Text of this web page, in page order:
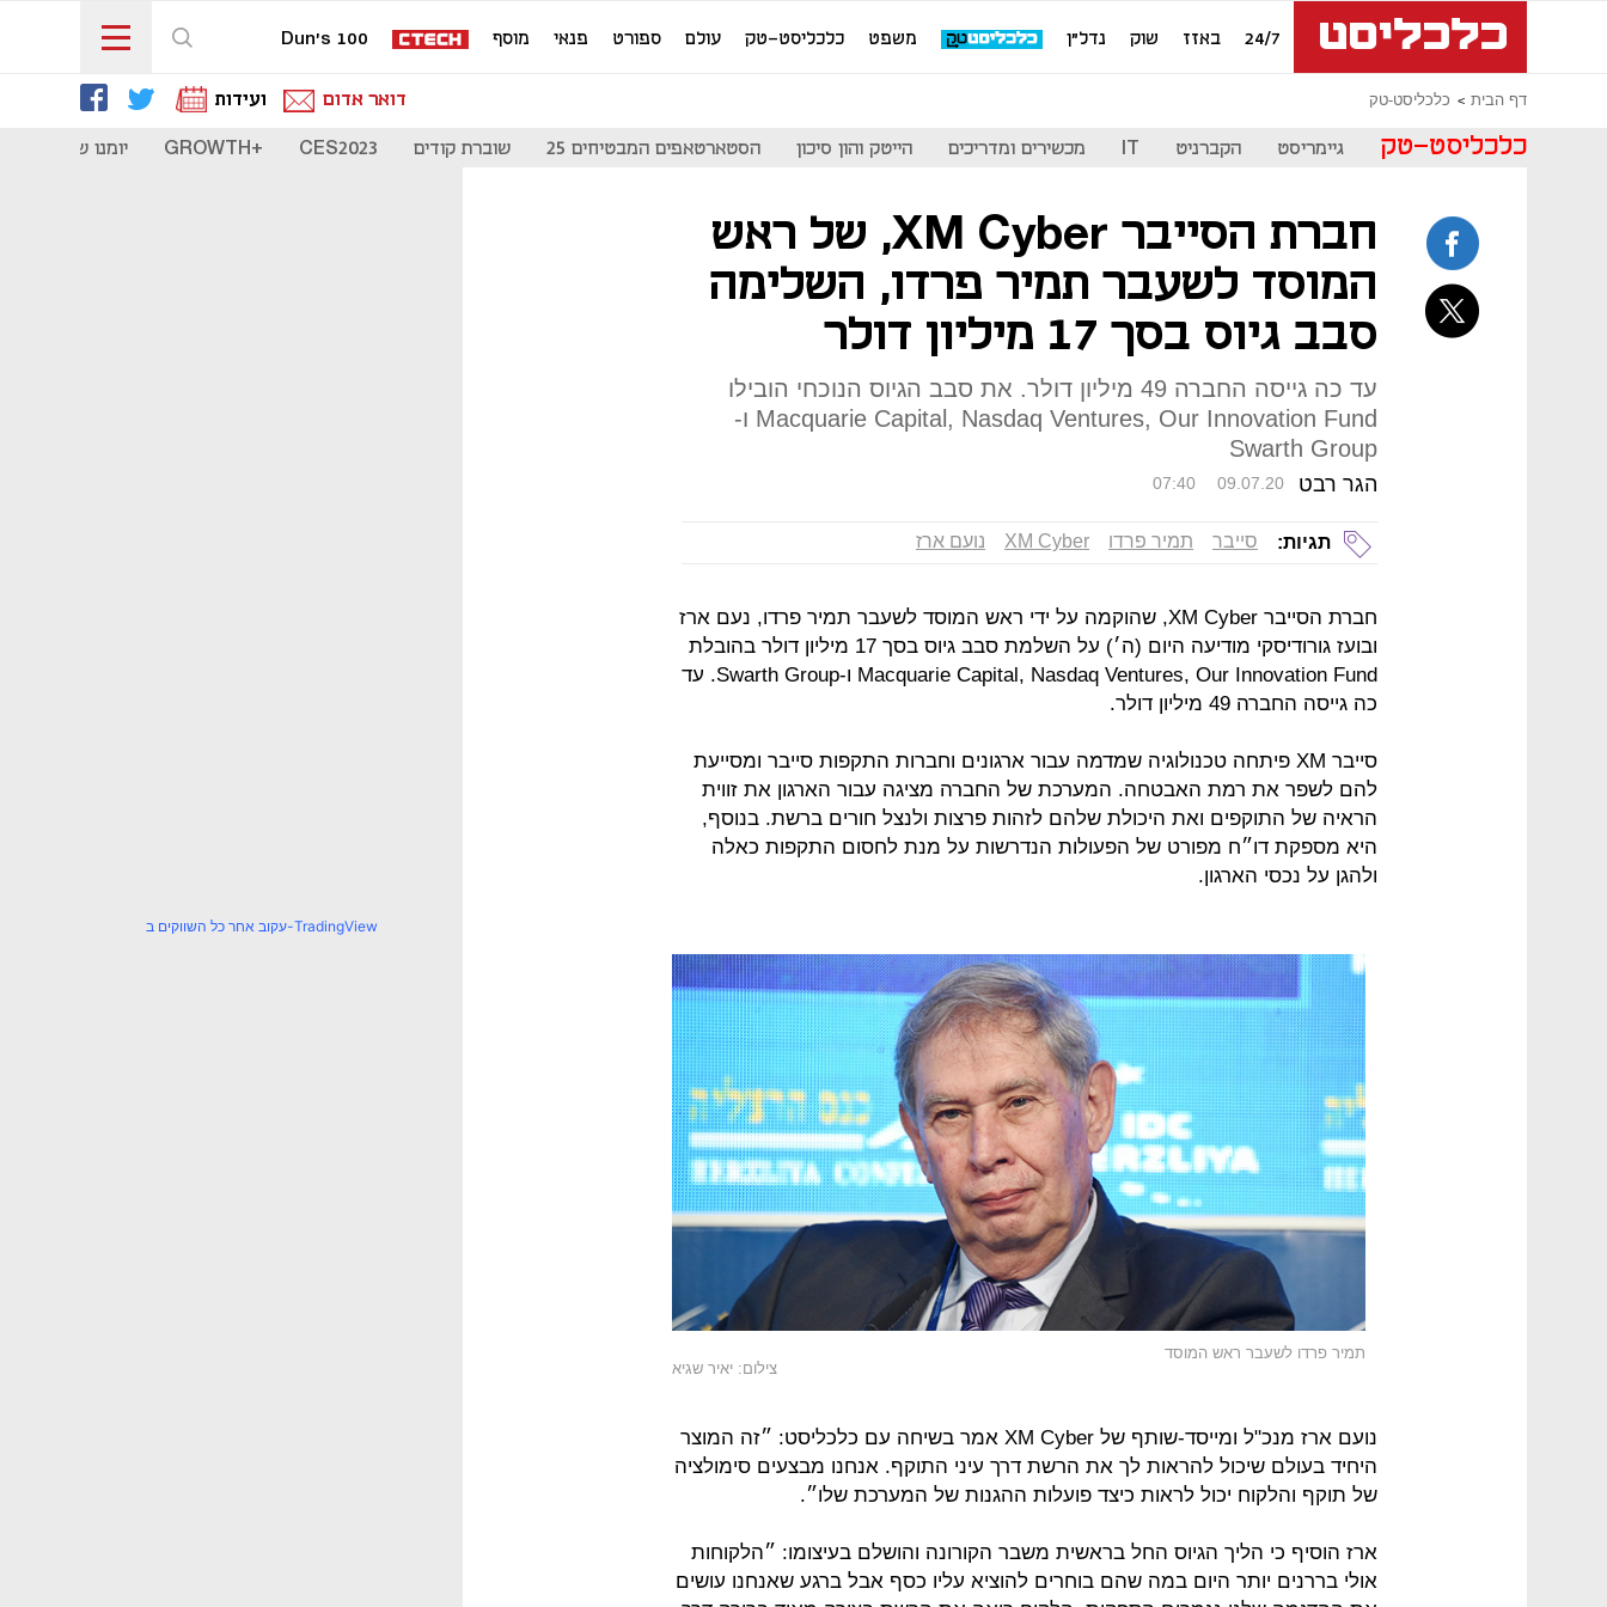
24/7 באזז שוק נדל"ן משפט כלכליסט-טק עולם ספורט פנאי מוסף Dun's 100
דף הבית כלכליסט-טק דואר אדום ועידות
כלכליסט-טק גיימריסט הקברניט IT מכשירים ומדריכים הייטק והון סיכון הסטארטאפים המבטיחים 25 שוברת קודים CES2023
+GROWTH יומנו של
חברת הסייבר XM Cyber, של ראש
המוסד לשעבר תמיר פרדו, השלימה
סבב גיוס בסך 17 מיליון דולר
עד כה גייסה החברה 49 מיליון דולר. את סבב הגיוס הנוכחי הובילו
Macquarie Capital, Nasdaq Ventures, Our Innovation Fund ו-
Swarth Group
הגר רבט 07:40 09.07.20
תגיות: סייבר תמיר פרדו XM Cyber נועם ארז
חברת הסייבר XM Cyber, שהוקמה על ידי ראש המוסד לשעבר תמיר פרדו, נעם ארז
ובועז גורודיסקי מודיעה היום (ה׳) על השלמת סבב גיוס בסך 17 מיליון דולר בהובלת
Macquarie Capital, Nasdaq Ventures, Our Innovation Fund ו-Swarth Group. עד
כה גייסה החברה 49 מיליון דולר.
סייבר XM פיתחה טכנולוגיה שמדמה עבור ארגונים וחברות התקפות סייבר ומסייעת
להם לשפר את רמת האבטחה. המערכת של החברה מציגה עבור הארגון את זווית
הראיה של התוקפים ואת היכולת שלהם לזהות פרצות ולנצל חורים ברשת. בנוסף,
היא מספקת דו״ח מפורט של הפעולות הנדרשות על מנת לחסום התקפות כאלה
ולהגן על נכסי הארגון.
תמיר פרדו לשעבר ראש המוסד
צילום: יאיר שגיא
נועם ארז מנכ"ל ומייסד-שותף של XM Cyber אמר בשיחה עם כלכליסט: ״זה המוצר
היחיד בעולם שיכול להראות לך את הרשת דרך עיני התוקף. אנחנו מבצעים סימולציה
של תוקף והלקוח יכול לראות כיצד פועלות ההגנות של המערכת שלו״.
ארז הוסיף כי הליך הגיוס החל בראשית משבר הקורונה והושלם בעיצומו: ״הלקוחות
אולי בררנים יותר היום במה שהם בוחרים להוציא עליו כסף אבל ברגע שאנחנו עושים
עקוב אחר כל השווקים ב-TradingView